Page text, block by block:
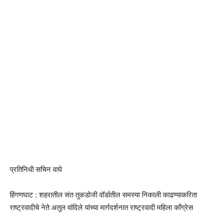
प्रतिनिधी सचिन वाघे
हिंगणघाट : शहरातील संत तुकडोजी वॉर्डातील समस्या निकाली काढण्याकरिता
राष्ट्रवादीचे नेते अतुल वांदिले यांच्या मार्गदर्शनात राष्ट्रवादी महिला काँग्रेस